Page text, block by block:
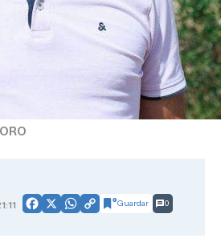
Facebook
X WhatsApp
CopyGuardar 0